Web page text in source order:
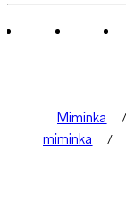
Miminka
miminka